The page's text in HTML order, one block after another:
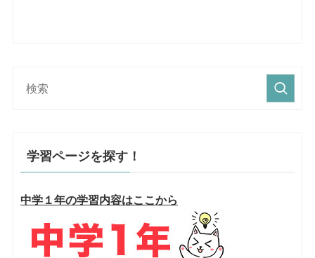
学習ページを探す！
中学１年の学習内容はここから